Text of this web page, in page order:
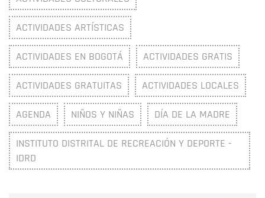
ACTIVIDADES ARTÍSTICAS
ACTIVIDADES EN BOGOTÁ ACTIVIDADES GRATIS
ACTIVIDADES GRATUITAS ACTIVIDADES LOCALES
AGENDA NIÑOS Y NIÑAS DÍA DE LA MADRE
INSTITUTO DISTRITAL DE RECREACIÓN Y DEPORTE -
IDRD